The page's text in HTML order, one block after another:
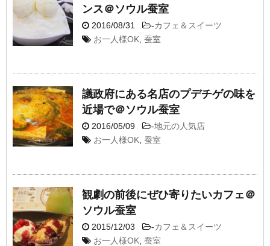
ンス＠ソウル蚕室
2016/08/31 -カフェ＆スイーツ
お一人様OK 蚕室
議政府にある名店のプデチゲの味を
近場で＠ソウル蚕室
2016/05/09 -地元の人気店
お一人様OK 蚕室
観劇の前後にぜひ寄りたいカフェ＠
ソウル蚕室
2015/12/03 -カフェ＆スイーツ
お一人様OK 蚕室